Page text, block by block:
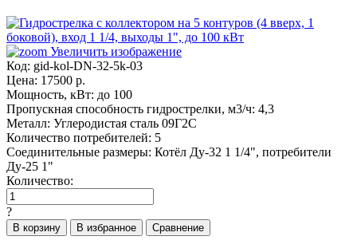
Увеличить изображение
Код: gid-kol-DN-32-5k-03
Цена: 17500 р.
Мощность, кВт: до 100
Пропускная способность гидрострелки, м3/ч: 4,3
Металл: Углеродистая сталь 09Г2С
Количество потребителей: 5
Соединительные размеры: Котёл Ду-32 1 1/4", потребители
Ду-25 1"
Количество:
?